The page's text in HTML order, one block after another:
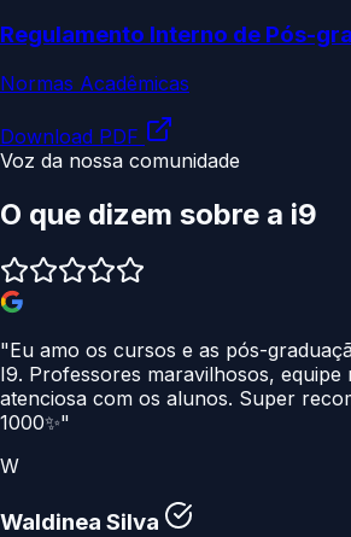
Regulamento Interno de Pós-
Normas Acadêmicas
Download PDF
Voz da nossa comunidade
O que dizem sobre a i9
"Eu amo os cursos e as pós-
I9. Professores maravilhosos, equipe
atenciosa com os alunos. Super
1000✨"
W
Waldinea Silva